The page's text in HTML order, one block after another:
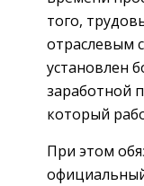
того,
отраслевым
установлен
заработной
который
При этом